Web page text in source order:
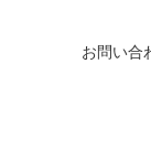
お問い合